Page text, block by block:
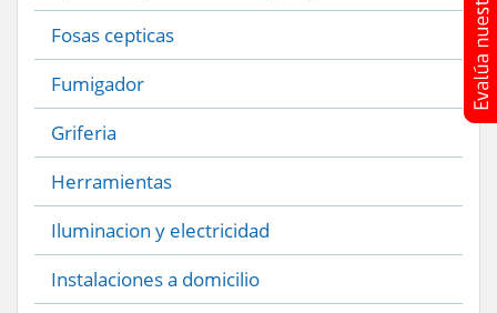
Fosas cepticas
Fumigador
Griferia
Herramientas
Iluminacion y electricidad
Instalaciones a domicilio